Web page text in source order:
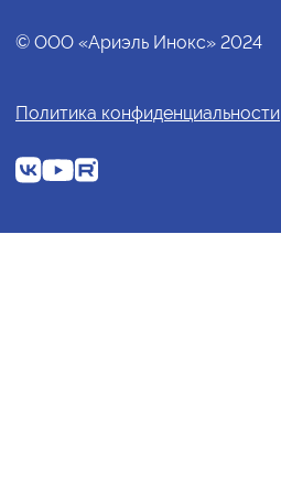
© ООО «Ариэль Инокс» 2024
Политика конфиденциальности